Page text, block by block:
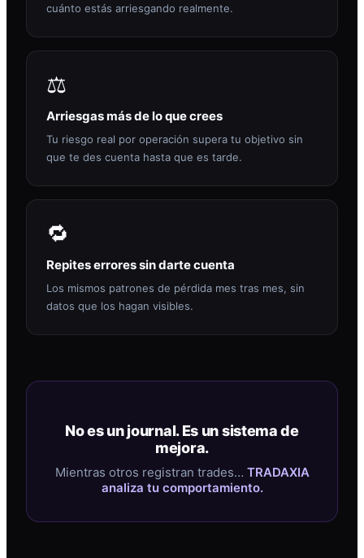
cuánto estás arriesgando realmente.
⚖️
Arriesgas más de lo que crees
Tu riesgo real por operación supera tu objetivo sin
que te des cuenta hasta que es tarde.
🔁
Repites errores sin darte cuenta
Los mismos patrones de pérdida mes tras mes, sin
datos que los hagan visibles.
No es un journal. Es un sistema de
mejora.
Mientras otros registran trades… TRADAXIA
analiza tu comportamiento.